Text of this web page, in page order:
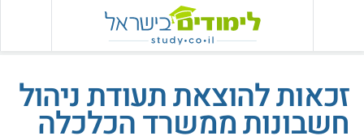
זכאות להוצאת תעודת ניהול
חשבונות ממשרד הכלכלה